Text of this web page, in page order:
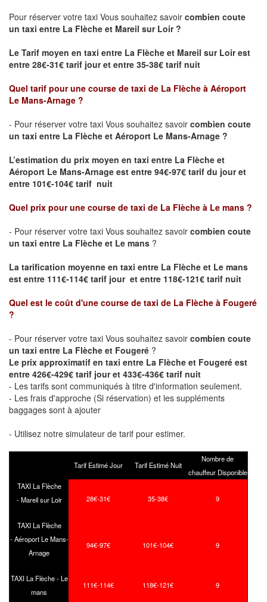
Pour réserver votre taxi Vous souhaitez savoir combien coute
un taxi entre La Flèche et Mareil sur Loir ?
Le Tarif moyen en taxi entre La Flèche et Mareil sur Loir est
entre 28€-31€ tarif jour et entre 35-38€ tarif nuit
Quel tarif pour une course de taxi de La Flèche à Aéroport
Le Mans-Arnage ?
- Pour réserver votre taxi Vous souhaitez savoir combien coute
un taxi entre La Flèche et Aéroport Le Mans-Arnage ?
L’estimation du prix moyen en taxi entre La Flèche et
Aéroport Le Mans-Arnage est entre 94€-97€ tarif du jour et
entre 101€-104€ tarif nuit
Quel prix pour une course de taxi de La Flèche à Le mans ?
- Pour réserver votre taxi Vous souhaitez savoir combien coute
un taxi entre La Flèche et Le mans ?
La tarification moyenne en taxi entre La Flèche et Le mans
est entre 111€-114€ tarif jour et entre 118€-121€ tarif nuit
Quel est le coût d'une course de taxi de La Flèche à Fougeré
?
- Pour réserver votre taxi Vous souhaitez savoir combien coute
un taxi entre La Flèche et Fougeré ?
Le prix approximatif en taxi entre La Flèche et Fougeré est
entre 426€-429€ tarif jour et 433€-436€ tarif nuit
- Les tarifs sont communiqués à titre d'information seulement.
- Les frais d'approche (Si réservation) et les suppléments
baggages sont à ajouter
- Utilisez notre simulateur de tarif pour estimer.
Tarif Estimé Jour Tarif Estimé Nuit
Nombre de
chauffeur Disponible
TAXI La Flèche
- Mareil sur Loir
28€-31€ 35-38€ 9
TAXI La Flèche
- Aéroport Le Mans-
Arnage
94€-97€ 101€-104€ 9
TAXI La Flèche - Le
mans
111€-114€ 118€-121€ 9